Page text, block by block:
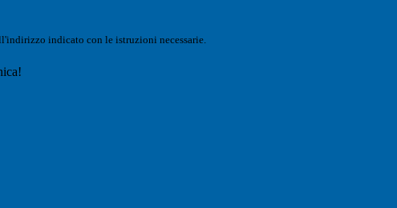
indicato con le istruzioni necessarie.